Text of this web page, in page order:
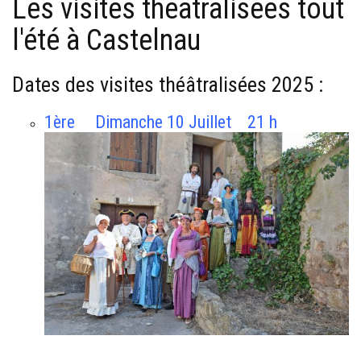
Les visites théâtralisées tout
l'été à Castelnau
Dates des visites théâtralisées 2025 :
1ère Dimanche 10 Juillet 21 h